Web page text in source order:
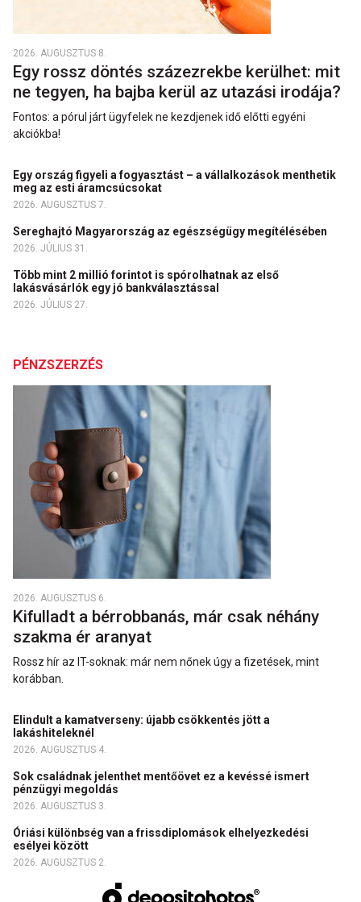
2026. AUGUSZTUS 8.
Egy rossz döntés százezrekbe kerülhet: mit
ne tegyen, ha bajba kerül az utazási irodája?
Fontos: a pórul járt ügyfelek ne kezdjenek idő előtti egyéni
akciókba!
Egy ország figyeli a fogyasztást – a vállalkozások menthetik
meg az esti áramcsúcsokat
2026. AUGUSZTUS 7.
Sereghajtó Magyarország az egészségügy megítélésében
2026. JÚLIUS 31.
Több mint 2 millió forintot is spórolhatnak az első
lakásvásárlók egy jó bankválasztással
2026. JÚLIUS 27.
PÉNZSZERZÉS
2026. AUGUSZTUS 6.
Kifulladt a bérrobbanás, már csak néhány
szakma ér aranyat
Rossz hír az IT-soknak: már nem nőnek úgy a fizetések, mint
korábban.
Elindult a kamatverseny: újabb csökkentés jött a
lakáshiteleknél
2026. AUGUSZTUS 4.
Sok családnak jelenthet mentőövet ez a kevéssé ismert
pénzügyi megoldás
2026. AUGUSZTUS 3.
Óriási különbség van a frissdiplomások elhelyezkedési
esélyei között
2026. AUGUSZTUS 2.